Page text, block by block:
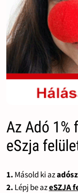
Az Adó 1%
eSzja
1. Másold ki az
2. Lépj be azeSZJA